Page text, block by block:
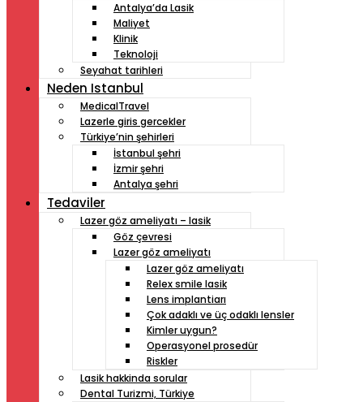
Antalya’da Lasik
Maliyet
Klinik
Teknoloji
Seyahat tarihleri
Neden Istanbul
MedicalTravel
Lazerle giris gercekler
Türkiye’nin şehirleri
İstanbul şehri
İzmir şehri
Antalya şehri
Tedaviler
Lazer göz ameliyatı – lasik
Göz çevresi
Lazer göz ameliyatı
Lazer göz ameliyatı
Relex smile lasik
Lens implantiarı
Çok adaklı ve üç odaklı lensler
Kimler uygun?
Operasyonel prosedür
Riskler
Lasik hakkinda sorular
Dental Turizmi, Türkiye